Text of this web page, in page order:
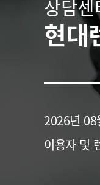
상담센
현대
2026년 08
이용자 및